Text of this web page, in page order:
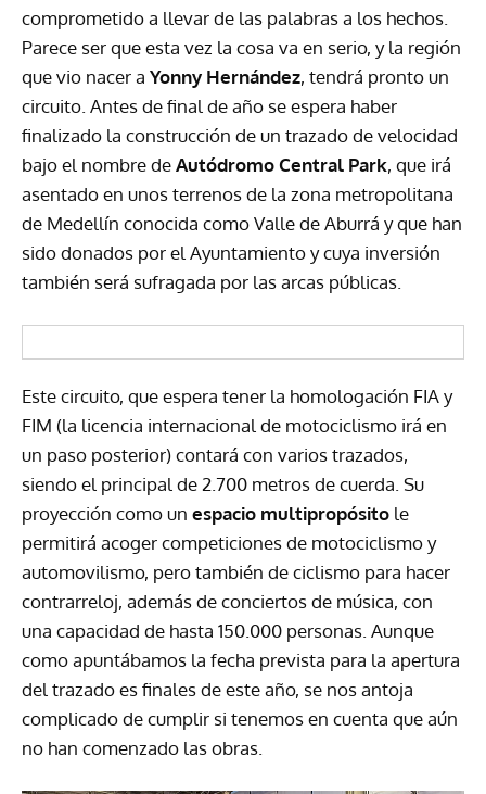
comprometido a llevar de las palabras a los hechos.
Parece ser que esta vez la cosa va en serio, y la región
que vio nacer a Yonny Hernández, tendrá pronto un
circuito. Antes de final de año se espera haber
finalizado la construcción de un trazado de velocidad
bajo el nombre deAutódromo Central Park, que irá
asentado en unos terrenos de la zona metropolitana
de Medellín conocida como Valle de Aburrá y que han
sido donados por el Ayuntamiento y cuya inversión
también será sufragada por las arcas públicas.
Este circuito, que espera tener la homologación FIAy
FIM (la licencia internacional de motociclismo irá en
un paso posterior) contará con varios trazados,
siendo el principal de 2.700 metros de cuerda. Su
proyección como un espacio multipropósito le
permitirá acoger competiciones de motociclismo y
automovilismo, pero también de ciclismo para hacer
contrarreloj, además de conciertos de música, con
una capacidad de hasta 150.000 personas. Aunque
como apuntábamos la fecha prevista para la apertura
del trazado es finales de este año, se nos antoja
complicado de cumplir si tenemos en cuenta que aún
no han comenzado las obras.